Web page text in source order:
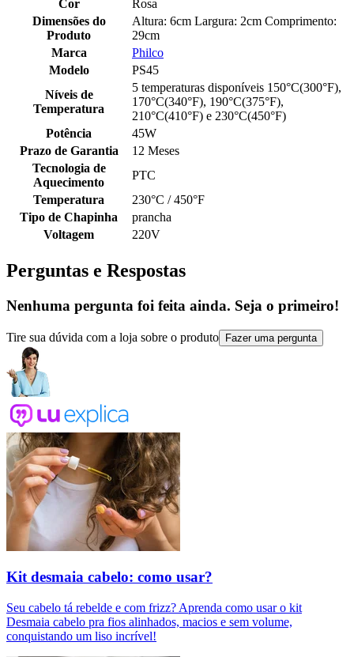
Cor
Rosa
Dimensões do
Produto
Altura: 6cm Largura: 2cm Comprimento:
29cm
Marca
Philco
Modelo
PS45
Níveis de
Temperatura
5 temperaturas disponíveis 150°C(300°F),
170°C(340°F), 190°C(375°F),
210°C(410°F) e 230°C(450°F)
Potência
45W
Prazo de Garantia
12 Meses
Tecnologia de
Aquecimento
PTC
Temperatura
230°C / 450°F
Tipo de Chapinha
prancha
Voltagem
220V
Perguntas e Respostas
Nenhuma pergunta foi feita ainda. Seja o primeiro!
Tire sua dúvida com a loja sobre o produto Fazer uma pergunta
Kit desmaia cabelo: como usar?
Seu cabelo tá rebelde e com frizz? Aprenda como usar o kit
Desmaia cabelo pra fios alinhados, macios e sem volume,
conquistando um liso incrível!